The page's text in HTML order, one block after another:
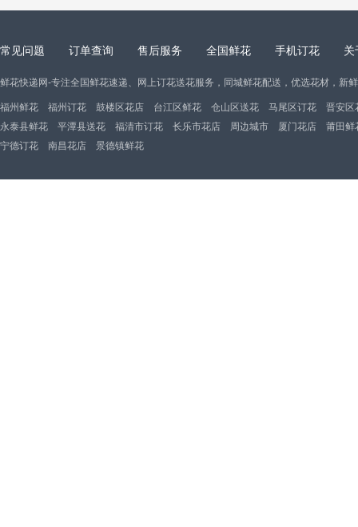
常见问题 订单查询 售后服务 全国鲜花 手机订花 关
鲜花快递网-专注全国鲜花速递、网上订花送花服务，同城鲜花配送，优选花材，新
福州鲜花 福州订花 鼓楼区花店 台江区鲜花 仓山区送花 马尾区订花
晋安区
永泰县鲜花
平潭县送花 福清市订花 长乐市花店 周边城市 厦门花店
莆田鲜
宁德订花
南昌花店 景德镇鲜花